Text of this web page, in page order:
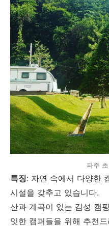
파주
특징: 자연 속에서 다양한
시설을 갖추고 있습니다.
산과 계곡이 있는 감성 캠
잇한 캠퍼들을 위해 추천